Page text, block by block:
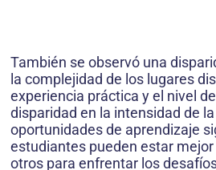
También se observó una
la complejidad de los lugares
experiencia práctica y el nivel
disparidad en la intensidad de
oportunidades de aprendizaje
estudiantes pueden estar
otros para enfrentar los